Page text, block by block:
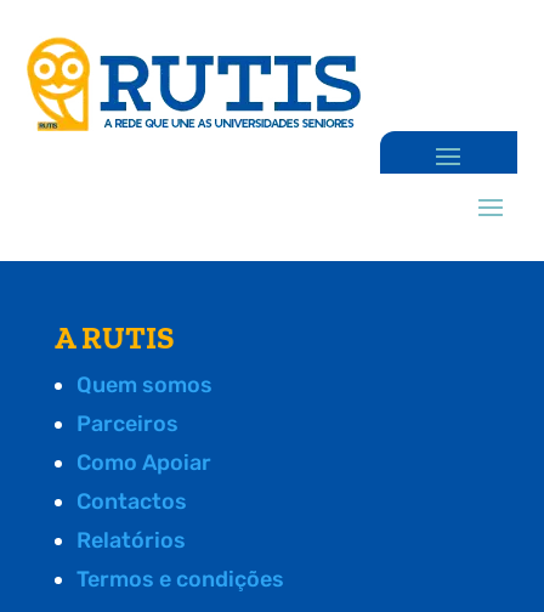
A RUTIS
Quem somos
Parceiros
Como Apoiar
Contactos
Relatórios
Termos e condições